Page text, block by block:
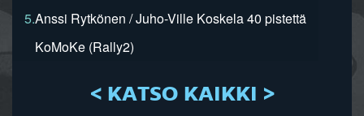
5.Anssi Rytkönen / Juho-Ville Koskela 40 pistettä
KoMoKe (Rally2)
< KATSO KAIKKI >